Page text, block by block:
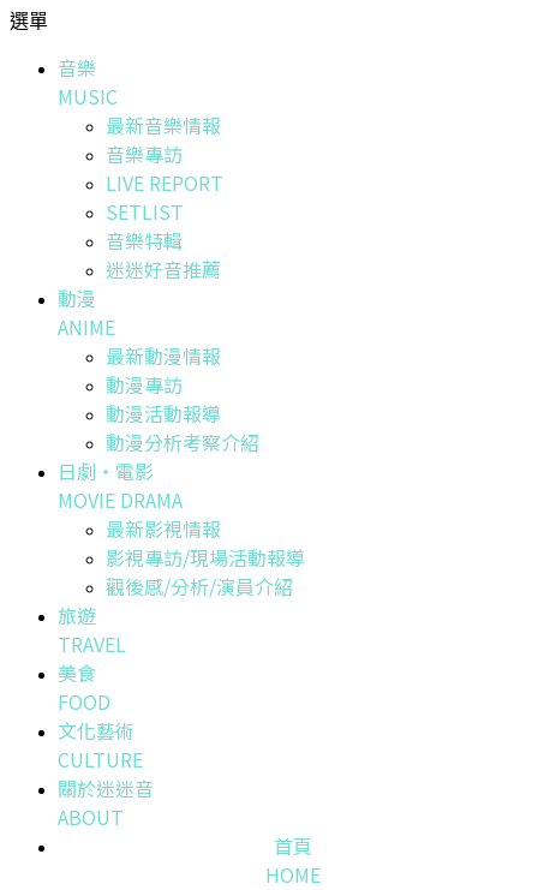
選單
音樂
MUSIC
最新音樂情報
音樂專訪
LIVE REPORT
SETLIST
音樂特輯
迷迷好音推薦
動漫
ANIME
最新動漫情報
動漫專訪
動漫活動報導
動漫分析考察介紹
日劇・電影
MOVIE DRAMA
最新影視情報
影視專訪/現場活動報導
觀後感/分析/演員介紹
旅遊
TRAVEL
美食
FOOD
文化藝術
CULTURE
關於迷迷音
ABOUT
首頁
HOME